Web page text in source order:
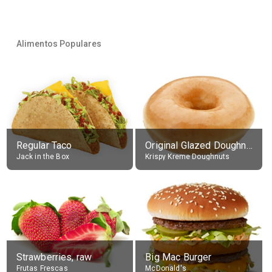
Alimentos Populares
Regular Taco
Jack in the Box
Original Glazed Doughnut
Krispy Kreme Doughnuts
Strawberries, raw
Frutas Frescas
Big Mac Burger
McDonald's